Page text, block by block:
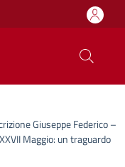
Giuseppe Federico –
Maggio: un traguardo